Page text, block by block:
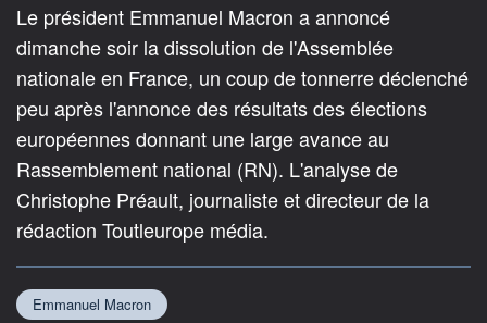
Le président Emmanuel Macron a annoncé
dimanche soir la dissolution de l'Assemblée
nationale en France, un coup de tonnerre déclenché
peu après l'annonce des résultats des élections
européennes donnant une large avance au
Rassemblement national (RN). L'analyse de
Christophe Préault, journaliste et directeur de la
rédaction Toutleurope média.
Emmanuel Macron